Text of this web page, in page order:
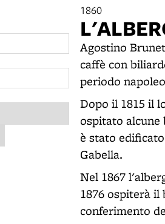
1860
Agostino
caffè con
periodo
Dopo il 1815 il
ospitato
è stato
Gabella.
Nel 1867
1876 ospiterà il
conferimento